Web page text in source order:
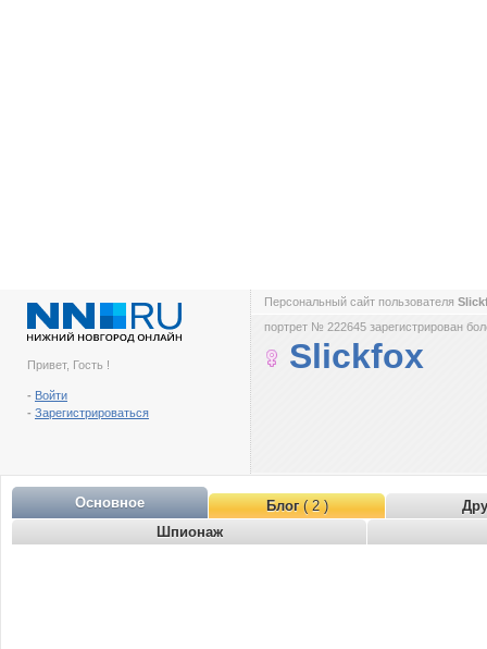
Привет, Гость !
- Войти
- Зарегистрироваться
Персональный сайт пользователя
портрет № 222645 зарегистрирован
Slickfox
Основное Блог( 2 )
Шпионаж